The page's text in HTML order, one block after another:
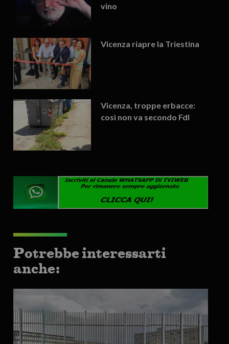
vino
Vicenza riapre la Triestina
Vicenza, troppe erbacce:
così non va secondo FdI
Potrebbe interessarti
anche: